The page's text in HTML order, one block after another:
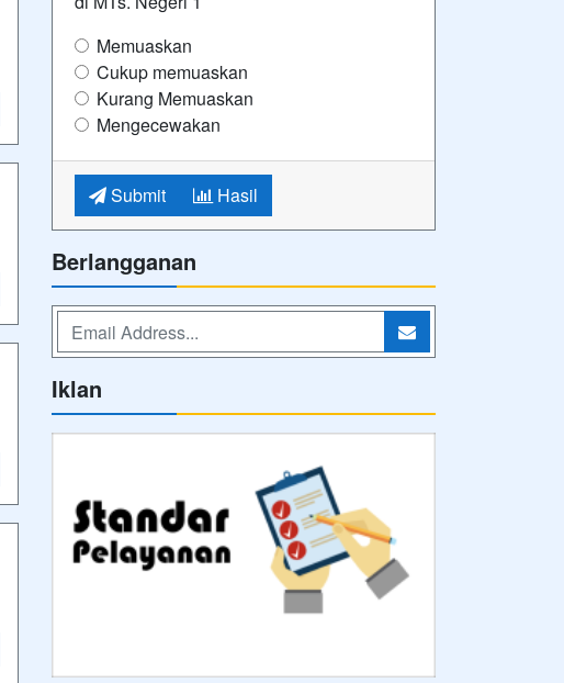
Memuaskan
Cukup memuaskan
Kurang Memuaskan
Mengecewakan
Submit Hasil
Berlangganan
Iklan